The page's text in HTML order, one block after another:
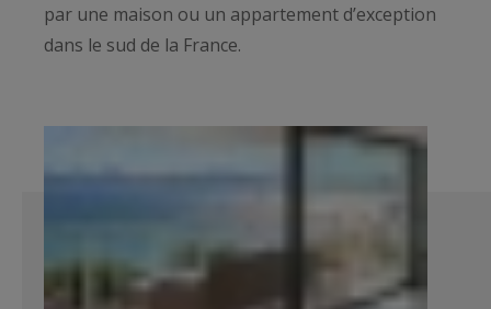
par une maison ou un appartement d’exception
dans le sud de la France.